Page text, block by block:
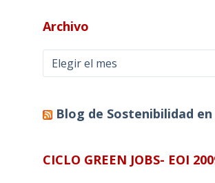
Archivo
Archivo
Blog de Sostenibilidad en
CICLO GREEN JOBS- EOI